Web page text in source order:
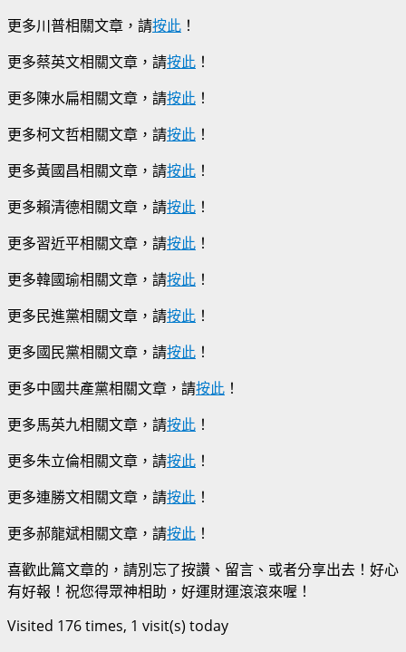
更多川普相關文章，請按此 ！
更多蔡英文相關文章，請按此 ！
更多陳水扁相關文章，請按此 ！
更多柯文哲相關文章，請按此 ！
更多黃國昌相關文章，請按此 ！
更多賴清德相關文章，請按此 ！
更多習近平相關文章，請按此 ！
更多韓國瑜相關文章，請按此 ！
更多民進黨相關文章，請按此 ！
更多國民黨相關文章，請按此 ！
更多中國共產黨相關文章，請按此 ！
更多馬英九相關文章，請按此 ！
更多朱立倫相關文章，請按此 ！
更多連勝文相關文章，請按此 ！
更多郝龍斌相關文章，請按此 ！
喜歡此篇文章的，請別忘了按讚、留言、或者分享出去！好心
有好報！祝您得眾神相助，好運財運滾滾來喔！
Visited 176 times, 1 visit(s) today